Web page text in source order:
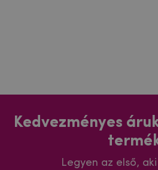
Kedvezményes
Legyen az első,